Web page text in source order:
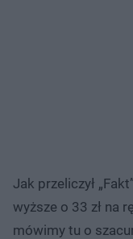
Jak przeliczył
wyższe o 33 zł na
mówimy tu o